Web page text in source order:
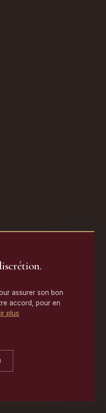
assurer son bon
accord, pour en
plus